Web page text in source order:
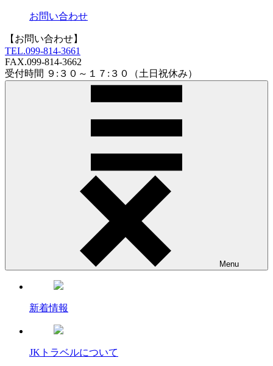
お問い合わせ
【お問い合わせ】
TEL.099-814-3661
FAX.099-814-3662
受付時間 ９:３０～１７:３０（土日祝休み）
Menu
新着情報
JKトラベルについて